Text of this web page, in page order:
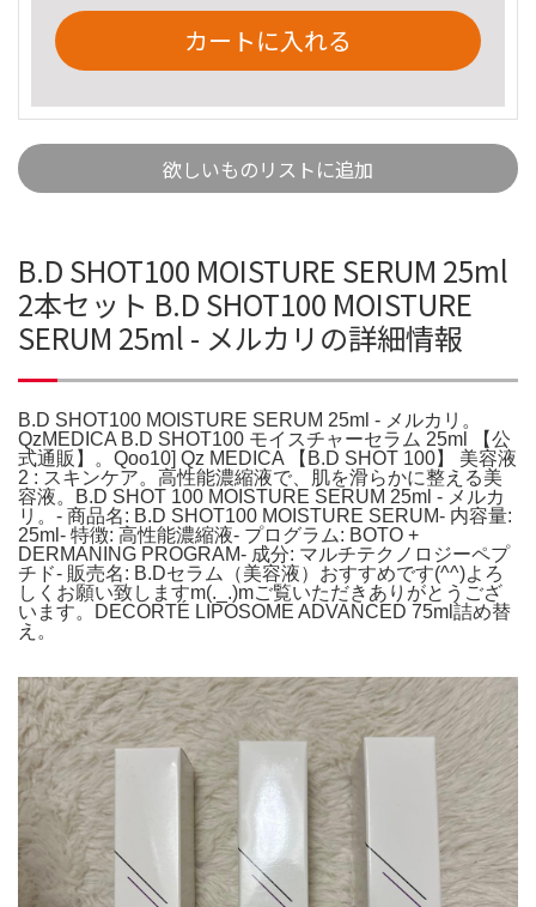
カートに入れる
欲しいものリストに追加
B.D SHOT100 MOISTURE SERUM 25ml
2本セット B.D SHOT100 MOISTURE
SERUM 25ml - メルカリの詳細情報
B.D SHOT100 MOISTURE SERUM 25ml - メルカリ。
QzMEDICA B.D SHOT100 モイスチャーセラム 25ml 【公
式通販】。Qoo10] Qz MEDICA 【B.D SHOT 100】 美容液
2 : スキンケア。高性能濃縮液で、肌を滑らかに整える美
容液。B.D SHOT 100 MOISTURE SERUM 25ml - メルカ
リ。- 商品名: B.D SHOT100 MOISTURE SERUM- 内容量:
25ml- 特徴: 高性能濃縮液- プログラム: BOTO +
DERMANING PROGRAM- 成分: マルチテクノロジーペプ
チド- 販売名: B.Dセラム（美容液）おすすめです(^^)よろ
しくお願い致しますm(._.)mご覧いただきありがとうござ
います。DECORTÉ LIPOSOME ADVANCED 75ml詰め替
え。